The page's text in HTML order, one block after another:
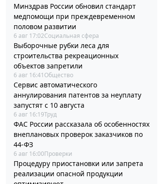
Минздрав России обновил стандарт
медпомощи при преждевременном
половом развитии
6 авг 17:02Социальная сфера
Выборочные рубки леса для
строительства рекреационных
объектов запретили
6 авг 16:41 Общество
Сервис автоматического
аннулирования патентов за неуплату
запустят с 10 августа
6 авг 16:19Труд
ФАС России рассказала об особенностях
внеплановых проверок заказчиков по
44-ФЗ
6 авг 16:00Проверки
Процедуру приостановки или запрета
реализации опасной продукции